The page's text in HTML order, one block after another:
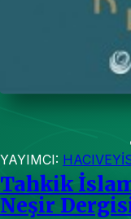
YAYIMCI:
Tahkik
Neşir